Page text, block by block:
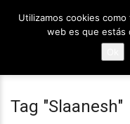
Tag "Slaanesh"
Utilizamos cookies
web es que estás